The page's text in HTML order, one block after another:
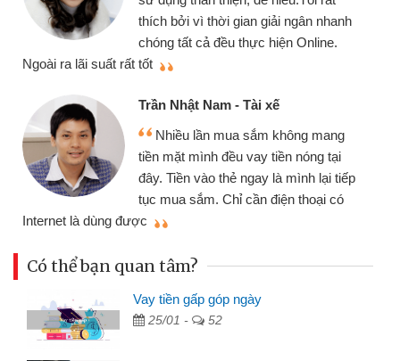
thích bởi vì thời gian giải ngân nhanh
chóng tất cả đều thực hiện Online.
Ngoài ra lãi suất rất tốt
Trần Nhật Nam - Tài xế
Nhiều lần mua sắm không mang
tiền mặt mình đều vay tiền nóng tại
đây. Tiền vào thẻ ngay là mình lại tiếp
tục mua sắm. Chỉ cần điện thoại có
Internet là dùng được
Có thể bạn quan tâm?
Vay tiền gấp góp ngày
25/01 - 52